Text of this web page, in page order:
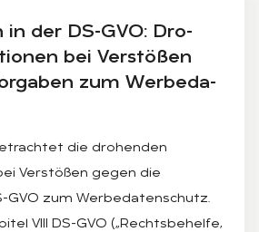
in der DS-GVO: Dro­
bei Ver­stö­ßen
zum Wer­be­da­
die drohenden
Verstößen gegen die
GVO zum Werbedatenschutz.
VIII DS-GVO („Rechtsbehelfe,